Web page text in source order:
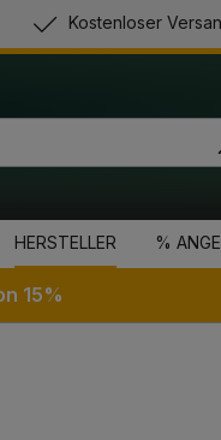
Kostenloser
HERSTELLER %
15%